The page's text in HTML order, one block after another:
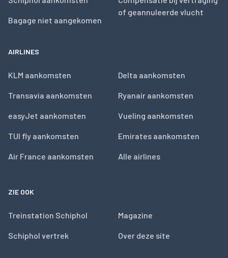
Bagage niet aangekomen
of geannuleerde vlucht
AIRLINES
KLM aankomsten
Transavia aankomsten
easyJet aankomsten
TUI fly aankomsten
Air France aankomsten
Delta aankomsten
Ryanair aankomsten
Vueling aankomsten
Emirates aankomsten
Alle airlines
ZIE OOK
Treinstation Schiphol
Schiphol vertrek
Magazine
Over deze site